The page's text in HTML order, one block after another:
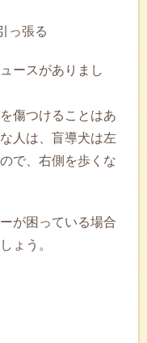
っ張る
ースがありまし
傷つけることはあ
人は、盲導犬は左
で、右側を歩くな
が困っている場合
ょう。